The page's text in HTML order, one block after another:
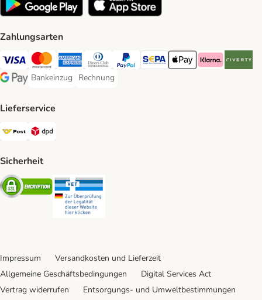
Zahlungsarten
Visa Payment Method
MasterCard Payment Method
American Express Payment Method
Diners Club Payment Method
PayPal Payment Method
SEPA Payment Method
Apple Pay Payment
Klarna Payment
Google Pay Payment Method
Bankeinzug
Bankeinzug Payment Method
Rechnung
Rechnung Payment Method
Lieferservice
Österreichische Post Shipping Method
Sicherheit
Security
Impressum
Versandkosten und Lieferzeit
Allgemeine Geschäftsbedingungen
Digital Services Act
Vertrag widerrufen
Entsorgungs- und Umweltbestimmungen